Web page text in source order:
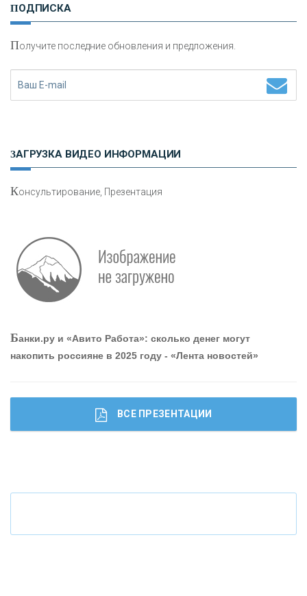
Работа мечты. Что банки делают для того, чтобы
привлечь и удержать персонал - «Интервью»
сохранения и увеличения капитала
Что будет с наличными деньгами при цифровом
ПОДПИСКА
Получите последние обновления и предложения.
ЗАГРУЗКА ВИДЕО ИНФОРМАЦИИ
Консультирование, Презентация
Банки.ру и «Авито Работа»: сколько денег могут
накопить россияне в 2025 году - «Лента новостей»
ВСЕ ПРЕЗЕНТАЦИИ